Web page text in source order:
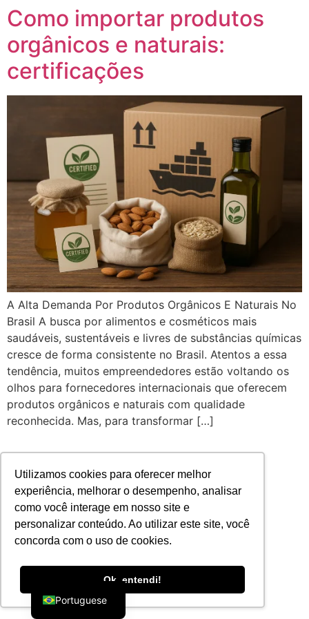
Utilizamos cookies para oferecer melhor
experiência, melhorar o desempenho, analisar
como você interage em nosso site e
personalizar conteúdo. Ao utilizar este site, você
concorda com o uso de cookies.
Ok, entendi!
Como importar produtos
orgânicos e naturais:
certificações
A Alta Demanda Por Produtos Orgânicos E Naturais No
Brasil A busca por alimentos e cosméticos mais
saudáveis, sustentáveis e livres de substâncias químicas
cresce de forma consistente no Brasil. Atentos a essa
tendência, muitos empreendedores estão voltando os
olhos para fornecedores internacionais que oferecem
produtos orgânicos e naturais com qualidade
reconhecida. Mas, para transformar […]
Portuguese